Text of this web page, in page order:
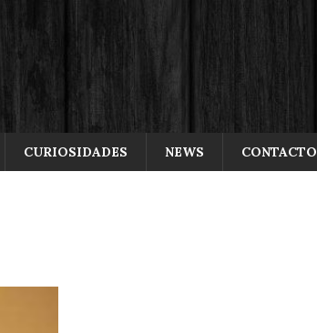
CURIOSIDADES NEWS CONTACTO